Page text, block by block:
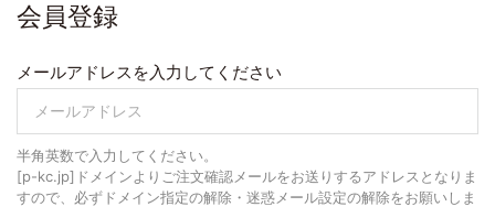
会員登録
メールアドレスを入力してください
半角英数で入力してください。
[p-kc.jp]ドメインよりご注文確認メールをお送りするアドレスとなりま
すので、必ずドメイン指定の解除・迷惑メール設定の解除をお願いしま